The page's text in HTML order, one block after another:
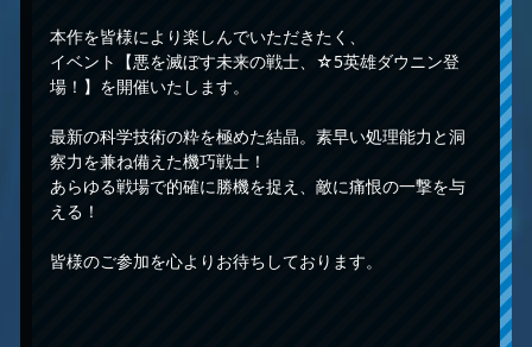
本作を皆様により楽しんでいただきたく、
イベント【悪を滅ぼす未来の戦士、☆5英雄ダウニン登
場！】を開催いたします。
最新の科学技術の粋を極めた結晶。素早い処理能力と洞
察力を兼ね備えた機巧戦士！
あらゆる戦場で的確に勝機を捉え、敵に痛恨の一撃を与
える！
皆様のご参加を心よりお待ちしております。